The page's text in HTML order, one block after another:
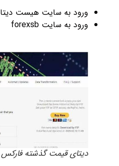
ورود به سایت هیست دیتا
ورود به سایت forexsb
دیتای قیمت گذشته فارکس